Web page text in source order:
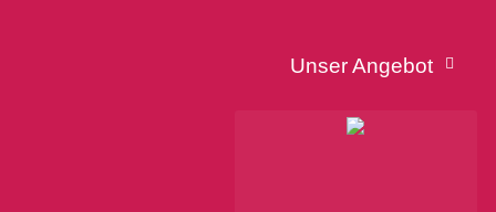
Unser Angebot